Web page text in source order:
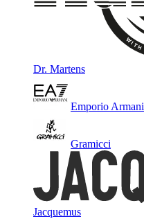
Dr. Martens
Emporio Armani
Gramicci
Jacquemus